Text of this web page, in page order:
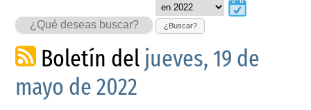
¿Buscar?
Boletín del jueves, 19 de
mayo de 2022